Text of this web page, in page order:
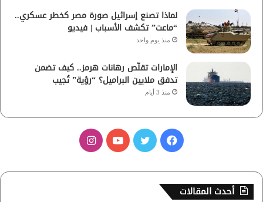
لماذا تصنع إسرائيل صورة مصر كخطر عسكري..
“ماعت” تكشف الأسباب | فيديو
منذ يوم واحد
الإمارات تقلّص رهانات هرمز.. كيف تضمن
تدفق ملايين البراميل؟ “رؤية” تُجيب
منذ 3 أيام
س
أحدث المقالات